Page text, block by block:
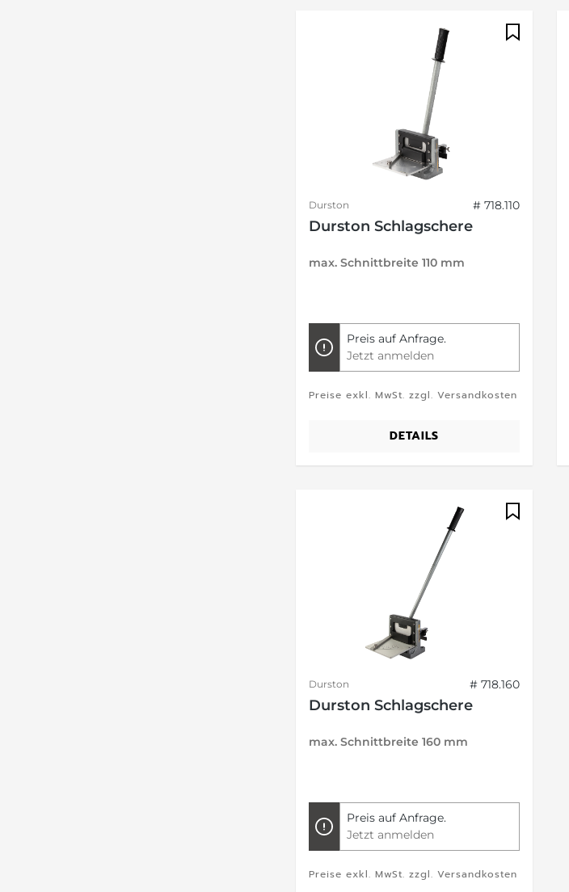
Durston # 718.110
Durston Schlagschere
max. Schnittbreite 110 mm
Preis auf Anfrage.
Jetzt anmelden
Preise exkl. MwSt. zzgl. Versandkosten
DETAILS
Durston # 718.160
Durston Schlagschere
max. Schnittbreite 160 mm
Preis auf Anfrage.
Jetzt anmelden
Preise exkl. MwSt. zzgl. Versandkosten